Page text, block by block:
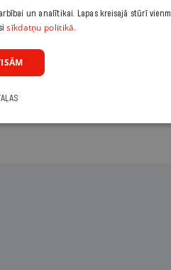
Atcel jebkurā brīdī.
mēnesī
un analītikai. Lapas kreisajā stūrī
sīkdatņu politikā.